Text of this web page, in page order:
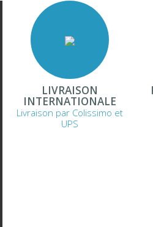
LIVRAISON
INTERNATIONALE
Livraison par Colissimo et
UPS